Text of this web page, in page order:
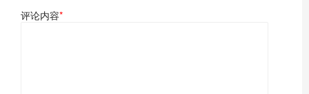
评论内容*